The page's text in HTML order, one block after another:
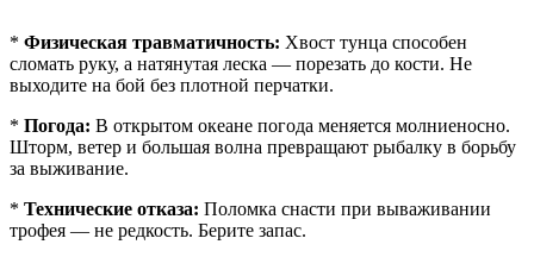
* Физическая травматичность: Хвост тунца способен
сломать руку, а натянутая леска — порезать до кости. Не
выходите на бой без плотной перчатки.
* Погода: В открытом океане погода меняется молниеносно.
Шторм, ветер и большая волна превращают рыбалку в борьбу
за выживание.
* Технические отказа: Поломка снасти при вываживании
трофея — не редкость. Берите запас.